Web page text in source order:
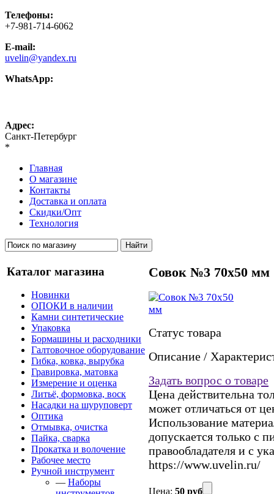
Телефоны:
+7-981-714-6062
E-mail:
uvelin@yandex.ru
WhatsApp:
Адрес:
Санкт-Петербург
*
Главная
О магазине
Контакты
Доставка и оплата
Скидки/Опт
Технология
Каталог магазина
Новинки
ОПОКИ в наличии
Камни синтетические
Упаковка
Бормашины и расходники
Галтовочное оборудование
Гибка, ковка, вырубка
Гравировка, матовка
Измерение и оценка
Литьё, формовка, воск
Насадки на шуруповерт
Оптика
Отмывка, очистка
Пайка, сварка
Прокатка и волочение
Рабочее место
Ручной инструмент
— Наборы
Совок №3 70х50 мм
Статус товара
Описание /
Задать вопрос о товаре
Цена действительна
может отличаться от
Использование
допускается только с
правообладателя и с
https://www.uvelin.ru/
Цена: 50 руб